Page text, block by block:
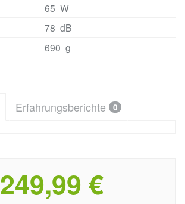
65 W
78 dB
690 g
Erfahrungsberichte 0
249,99 €